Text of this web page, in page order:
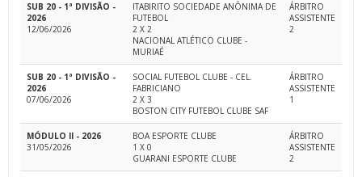
SUB 20 - 1ª DIVISÃO -
2026
12/06/2026
ITABIRITO SOCIEDADE ANÔNIMA DE
FUTEBOL
2 X 2
NACIONAL ATLÉTICO CLUBE -
MURIAÉ
ÁRBITRO
ASSISTENTE
2
SUB 20 - 1ª DIVISÃO -
2026
07/06/2026
SOCIAL FUTEBOL CLUBE - CEL.
FABRICIANO
2 X 3
BOSTON CITY FUTEBOL CLUBE SAF
ÁRBITRO
ASSISTENTE
1
MÓDULO II - 2026
31/05/2026
BOA ESPORTE CLUBE
1 X 0
GUARANI ESPORTE CLUBE
ÁRBITRO
ASSISTENTE
2